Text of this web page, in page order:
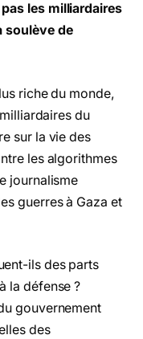
les milliardaires
soulève de
riche du monde,
du
sur la vie des
les algorithmes
journalisme
guerres à Gaza et
ils des parts
la défense ?
gouvernement
des